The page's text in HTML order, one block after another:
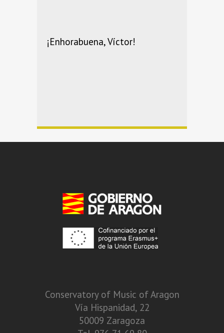
¡Enhorabuena, Víctor!
Conservatory of Music of Aragon
Vía Hispanidad, 22
50009 Zaragoza